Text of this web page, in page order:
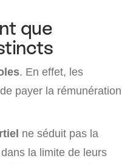
que
. En effet, les
payer la rémunération
ne séduit pas la
la limite de leurs